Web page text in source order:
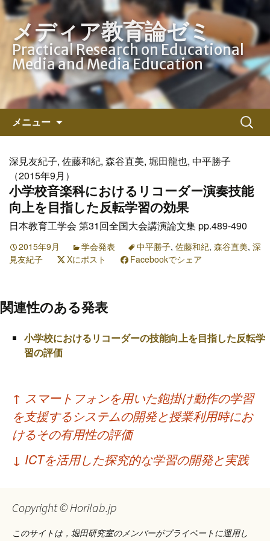
メディア教育論ゼミ
Practical Research on Educational
Media and Media Education
メニュー
ン
ツ
へ
ス
キ
ッ
検
索:
深見友紀子, 佐藤和紀, 森谷直美, 堀田龍也, 中平勝子
（2015年9月）
小学校音楽科におけるリコーダー演奏技能
向上を目指した反転学習の効果
日本教育工学会 第31回全国大会講演論文集 pp.489-490
2015年9月 学会発表 中平勝子, 佐藤和紀, 森谷直美, 深
見友紀子
Xにポスト Facebookでシェア
関連性のある発表
小学校におけるリコーダーの技能向上を目指した反転学
習の評価
投
稿
ナ
ビ
ー
↑ スマートフォンを用いた鉋掛け動作の学習
を支援するシステムの開発と授業利用時にお
けるその有用性の評価
↓ ICTを活用した探究的な学習の開発と実践
Copyright © Horilab.jp
このサイトは，堀田研究室のメンバーがプライベートに運用し